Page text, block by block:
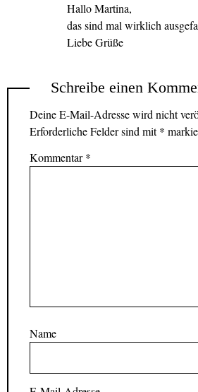
Hallo Martina,
das sind mal wirklich
Liebe Grüße
Schreibe einen
Deine E-Mail-Adresse wird nicht
Erforderliche Felder sind mit*
Kommentar*
Name